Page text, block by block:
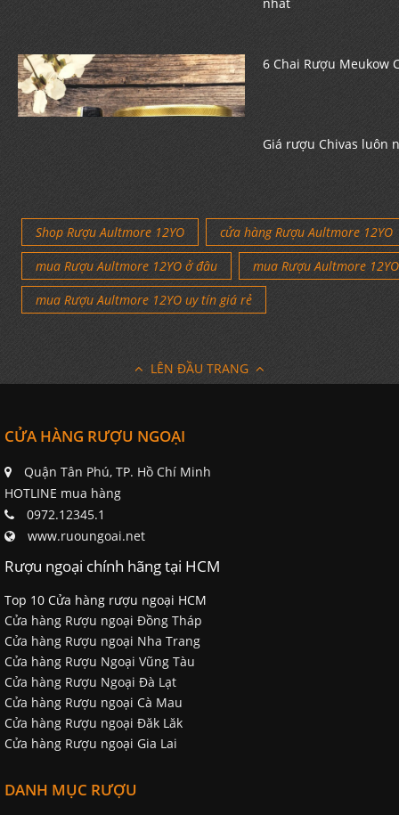
6 Chai Rượu Meukow
Giá rượu Chivas luôn
Shop Rượu Aultmore 12YO
cửa hàng Rượu Aultmore 12YO
mua Rượu Aultmore 12YO ở đâu
mua Rượu Aultmore
mua Rượu Aultmore 12YO uy tín giá rẻ
LÊN ĐẦU TRANG
CỬA HÀNG RƯỢU NGOẠI
Quận Tân Phú, TP. Hồ Chí Minh
HOTLINE mua hàng
0972.12345.1
www.ruoungoai.net
Rượu ngoại chính hãng tại HCM
Top 10 Cửa hàng rượu ngoại HCM
Cửa hàng Rượu ngoại Đồng Tháp
Cửa hàng Rượu ngoại Nha Trang
Cửa hàng Rượu Ngoại Vũng Tàu
Cửa hàng Rượu Ngoại Đà Lạt
Cửa hàng Rượu ngoại Cà Mau
Cửa hàng Rượu ngoại Đăk Lăk
Cửa hàng Rượu ngoại Gia Lai
DANH MỤC RƯỢU